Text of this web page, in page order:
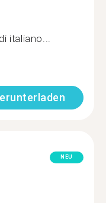
italiano...
NEU